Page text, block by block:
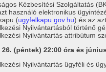
Kézbesítési Szolgáltatás
használó elektronikus
(ugyfelkapu.gov.hu) és az
Nyilvántartásból történő
Nyilvántartás attribútum
(péntek) 22:00 óra és
Nyilvántartás ügyféli és